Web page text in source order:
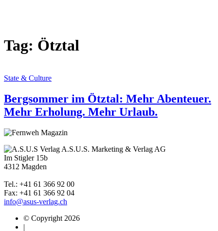
Tag: Ötztal
State & Culture
Bergsommer im Ötztal: Mehr Abenteuer.
Mehr Erholung. Mehr Urlaub.
A.S.U.S. Marketing & Verlag AG
Im Stigler 15b
4312 Magden
Tel.: +41 61 366 92 00
Fax: +41 61 366 92 04
info@asus-verlag.ch
© Copyright 2026
|